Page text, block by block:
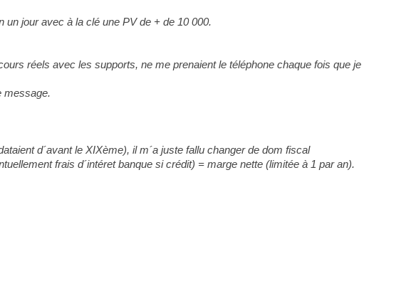
un jour avec à la clé une PV de + de 10 000.
réels avec les supports, ne me prenaient le téléphone chaque fois que je
message.
d´avant le XIXème), il m´a juste fallu changer de dom fiscal
frais d´intéret banque si crédit) = marge nette (limitée à 1 par an).